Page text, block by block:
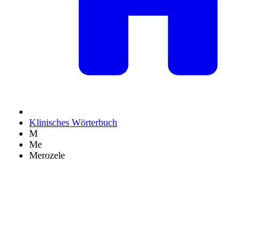
Klinisches Wörterbuch
M
Me
Merozele